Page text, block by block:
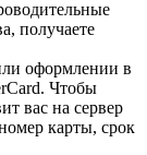
получаете
оформлении в
Чтобы
вас на сервер
карты, срок